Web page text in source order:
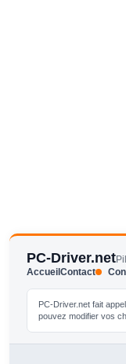
PC-Driver.net
AccueilContact
PC-Driver.net fait
pouvez modifier vos